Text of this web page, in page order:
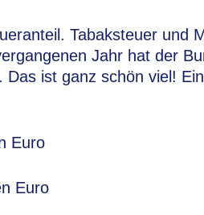
Tabaksteuer und
Jahr hat der
Das ist ganz schön viel!
Euro
Euro